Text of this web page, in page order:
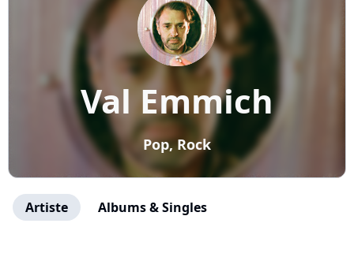
Val Emmich
Pop, Rock
Artiste Albums & Singles